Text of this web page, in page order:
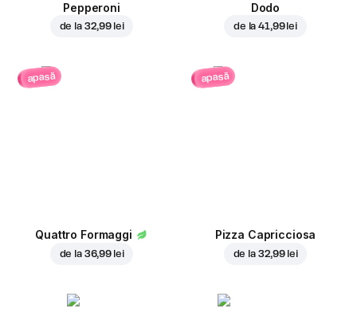
Pepperoni
de la 32,99 lei
Dodo
de la41,99 lei
apasă
Quattro Formaggi
de la 36,99 lei
apasă
Pizza Capricciosa
de la 32,99 lei